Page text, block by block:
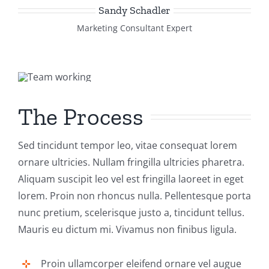
Sandy Schadler
Marketing Consultant Expert
The Process
Sed tincidunt tempor leo, vitae consequat lorem
ornare ultricies. Nullam fringilla ultricies pharetra.
Aliquam suscipit leo vel est fringilla laoreet in eget
lorem. Proin non rhoncus nulla. Pellentesque porta
nunc pretium, scelerisque justo a, tincidunt tellus.
Mauris eu dictum mi. Vivamus non finibus ligula.
Proin ullamcorper eleifend ornare vel augue